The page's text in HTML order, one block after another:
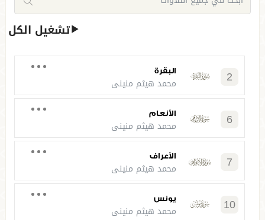
تشغيل الكل
2 البقرة
محمد هيثم منيني
6 الأنعام
محمد هيثم منيني
7 الأعراف
محمد هيثم منيني
10 يونس
محمد هيثم منيني